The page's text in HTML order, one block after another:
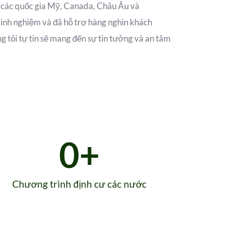
quốc gia Mỹ, Canada, Châu Âu và
nghiệm và đã hỗ trợ hàng nghìn khách
tôi tự tin sẽ mang đến sự tin tưởng và an tâm
0+
Chương trình định cư các nước